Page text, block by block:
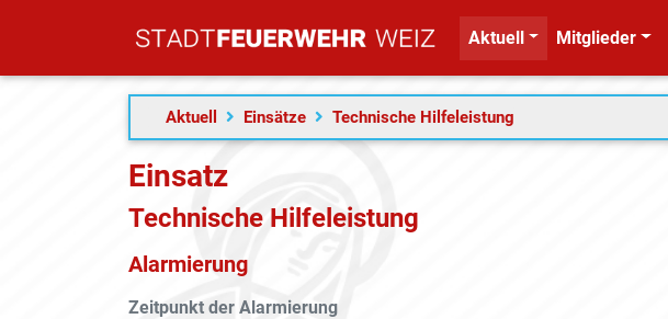
Aktuell Mitglieder
Aktuell Einsätze Technische Hilfeleistung
Einsatz
Technische Hilfeleistung
Alarmierung
Zeitpunkt der Alarmierung